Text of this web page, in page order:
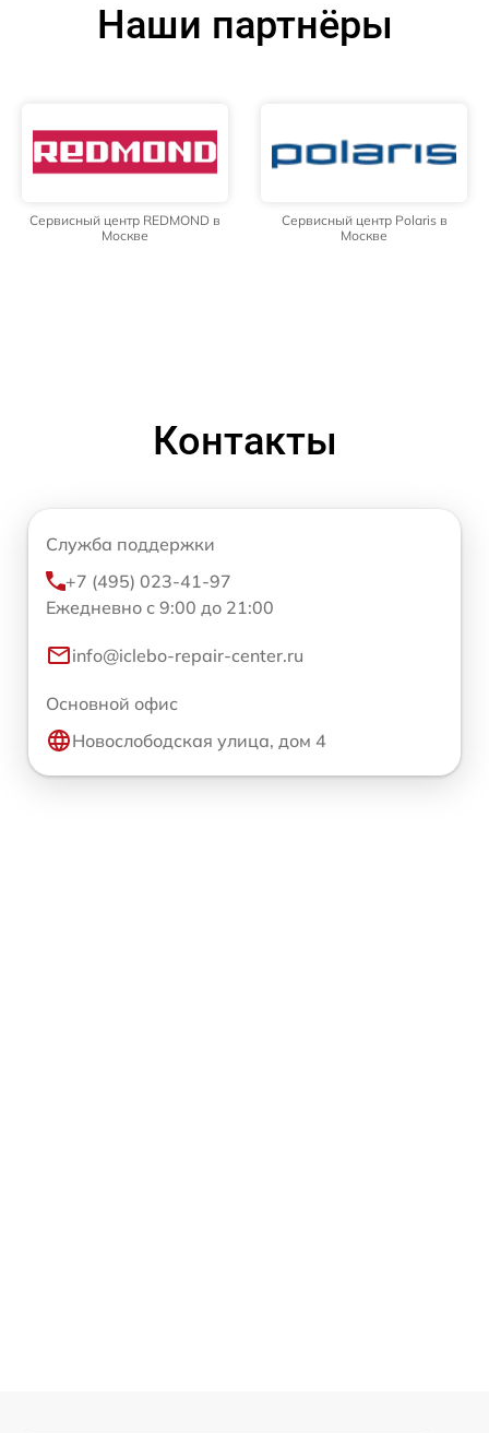
Наши партнёры
Сервисный центр REDMOND в
Москве
Сервисный центр Polaris в
Москве
Контакты
Служба поддержки
+7 (495) 023-41-97
Ежедневно с 9:00 до 21:00
info@iclebo-repair-center.ru
Основной офис
Новослободская улица, дом 4